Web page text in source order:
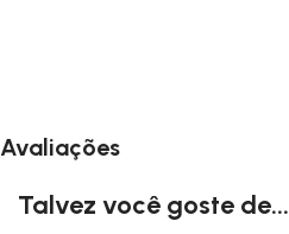
Avaliações
Talvez você goste de...